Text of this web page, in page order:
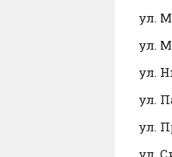
ул.
ул.
ул.
ул.
ул.